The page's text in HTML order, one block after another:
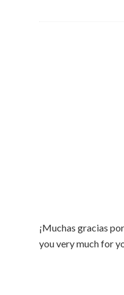
¡Muchas gracias
you very much for